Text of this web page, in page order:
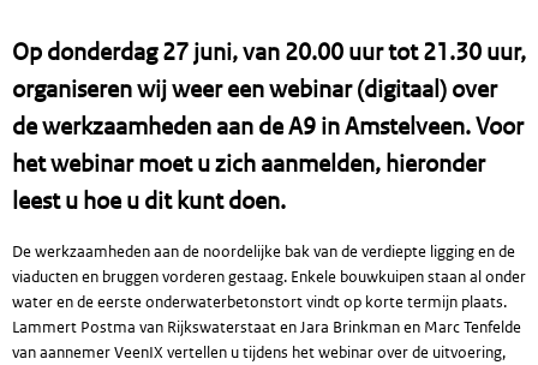
Op donderdag 27 juni, van 20.00 uur tot 21.30 uur,
organiseren wij weer een webinar (digitaal) over
de werkzaamheden aan de A9 in Amstelveen. Voor
het webinar moet u zich aanmelden, hieronder
leest u hoe u dit kunt doen.
De werkzaamheden aan de noordelijke bak van de verdiepte ligging en de
viaducten en bruggen vorderen gestaag. Enkele bouwkuipen staan al onder
water en de eerste onderwaterbetonstort vindt op korte termijn plaats.
Lammert Postma van Rijkswaterstaat en Jara Brinkman en Marc Tenfelde
van aannemer VeenIX vertellen u tijdens het webinar over de uitvoering,